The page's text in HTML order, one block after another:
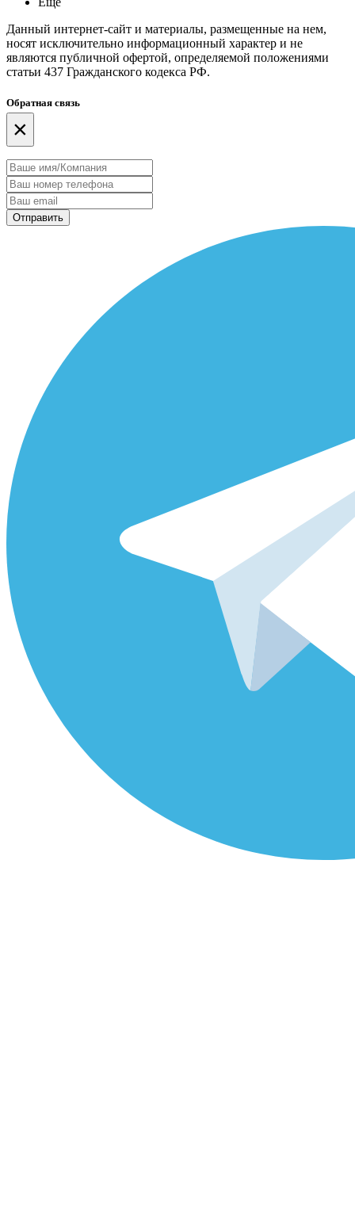
Данный интернет-сайт и материалы, размещенные на нем,
носят исключительно информационный характер и не
являются публичной офертой, определяемой положениями
статьи 437 Гражданского кодекса РФ.
Обратная связь
×
Отправить